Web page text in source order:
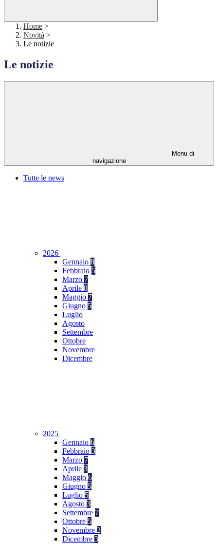
Home >
Novità >
Le notizie
Le notizie
Menu di
navigazione
Tutte le news
2026
Gennaio 8
Febbraio 5
Marzo 7
Aprile 8
Maggio 7
Giugno 5
Luglio
Agosto
Settembre
Ottobre
Novembre
Dicembre
2025
Gennaio 6
Febbraio 3
Marzo 7
Aprile 3
Maggio 6
Giugno 5
Luglio 5
Agosto 3
Settembre 7
Ottobre 5
Novembre 2
Dicembre 3